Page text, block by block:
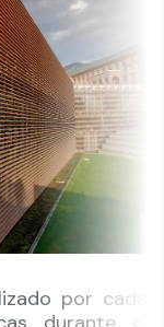
por cada